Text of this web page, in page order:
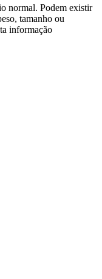
normal. Podem existir
tamanho ou
informação